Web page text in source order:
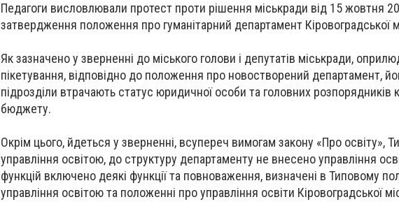
Педагоги висловлювали протест проти рішення міськради від 15 жовтня
затвердження положення про гуманітарний департамент Кіровоградської
Як зазначено у зверненні до міського голови і депутатів міськради,
пікетування, відповідно до положення про новостворений департамент,
підрозділи втрачають статус юридичної особи та головних розпорядників
бюджету.
Окрім цього, йдеться у зверненні, всупереч вимогам закону «Про освіту»,
управління освітою, до структуру департаменту не внесено управління
функцій включено деякі функції та повноваження, визначені в Типовому
управління освітою та положенні про управління освіти Кіровоградської